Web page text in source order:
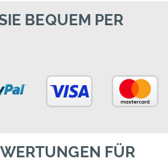
BEQUEM PER
FÜR